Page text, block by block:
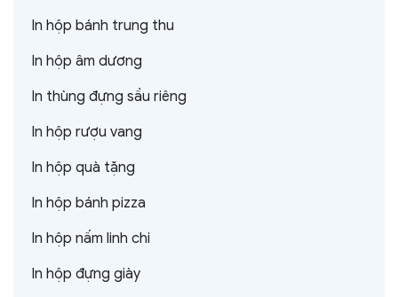
In hộp bánh trung thu
In hộp âm dương
In thùng đựng sầu riêng
In hộp rượu vang
In hộp quà tặng
In hộp bánh pizza
In hộp nấm linh chi
In hộp đựng giày